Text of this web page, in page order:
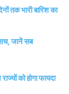
तक भारी बारिश का
जानें सब
को होगा फायदा